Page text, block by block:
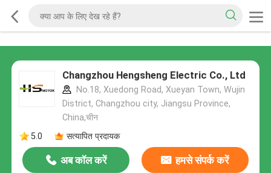
Changzhou Hengsheng Electric Co., Ltd
No.18, Xuedong Road, Xueyan Town, Wujin
District, Changzhou city, Jiangsu Province,
China,चीन
5.0
सत्यापित प्रदायक
अब कॉल करें हमसे संपर्क करें